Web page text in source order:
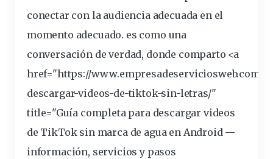
conectar con la audiencia adecuada en el
momento adecuado. es como una
conversación de verdad, donde comparto <a
href="https://www.empresadeserviciosweb.com/
descargar-videos-de-tiktok-sin-letras/"
title="Guía completa para descargar videos
de TikTok sin marcade agua en Android —
información, servicios y pasos